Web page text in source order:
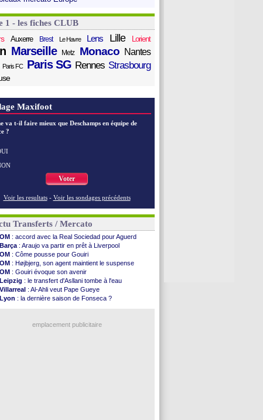
1 - les fiches CLUB
Auxerre Brest Le Havre Lens Lille Lorient
Marseille Metz Monaco Nantes
Paris FC Paris SG Rennes Strasbourg
Maxifoot
va t-il faire mieux que Deschamps en équipe de
?
Voter
Voir les resultats - Voir les sondages précédents
Transferts / Mercato
OM : accord avec la Real Sociedad pour Aguerd
Barça : Araujo va partir en prêt à Liverpool
OM : Côme pousse pour Gouiri
OM : Højbjerg, son agent maintient le suspense
OM : Gouiri évoque son avenir
Leipzig : le transfert d'Asllani tombe à l'eau
Villarreal : Al-Ahli veut Pape Gueye
Lyon : la dernière saison de Fonseca ?
: Kevin Carlos va partir en Italie
emplacement publicitaire